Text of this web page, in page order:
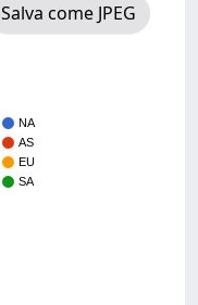
Salva come JPEG
NA
AS
EU
SA